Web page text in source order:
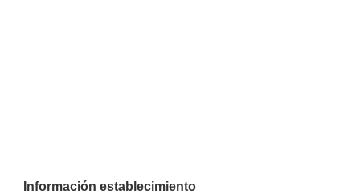
Información establecimiento